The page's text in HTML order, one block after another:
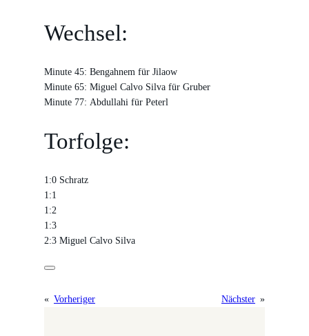
Wechsel:
Minute 45: Bengahnem für Jilaow
Minute 65: Miguel Calvo Silva für Gruber
Minute 77: Abdullahi für Peterl
Torfolge:
1:0 Schratz
1:1
1:2
1:3
2:3 Miguel Calvo Silva
« Vorheriger Nächster »